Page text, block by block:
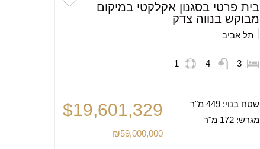
בית פרטי בסגנון אקלקטי במיקום
מבוקש בנווה צדק
תל אביב
3
4
1
שטח בנוי:449 מ"ר
מגרש:172 מ"ר
$19,601,329
₪59,000,000